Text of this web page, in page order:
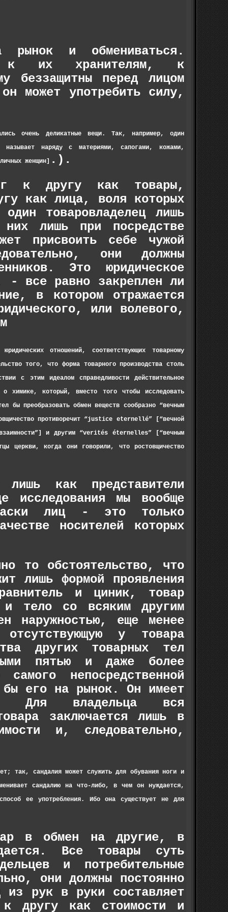
и обмениваться.
к их хранителям, к
беззащитны перед лицом
может употребить силу,
очень деликатные вещи. Так, например, один
называет наряду с материями, сапогами, кожами,
женщин]
.).
к другу как товары,
как лица, воля которых
товаровладелец лишь
лишь при посредстве
присвоить себе чужой
они должны
Это юридическое
- все равно закреплен ли
в котором отражается
или волевого,
отношений, соответствующих товарному
того, что форма товарного производства столь
с этим идеалом справедливости дей­ствительное
химике, который, вместо того чтобы исследовать
бы преобразовать обмен веществ сообразно “вечным
противоречит “jus­tice eternellé” [“вечной
и другим “verités éternelles” [“вечным
церкви, когда они говорили, что ростовщичество
как представители
мы вообще
маски лиц - это только
носителей которых
то обстоятельство, что
лишь формой проявления
и циник, товар
тело со всяким другим
наружностью, еще менее
у товара
других товарных тел
пятью и даже более
непосредственной
бы его на рынок. Он имеет
Для владельца вся
заключается лишь в
и, следовательно,
так, сандалия может служить для обувания ноги и
сандалию на что-либо, в чем он нуждается,
ее употребления. Ибо она сущест­вует не для
в обмен на другие, в
Все товары суть
и потребительные
они должны постоянно
рук в руки составляет
другу как стоимости и